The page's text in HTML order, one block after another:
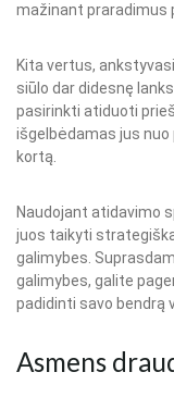
mažinant praradimus
Kita vertus,
siūlo dar didesnę
pasirinkti atiduoti
išgelbėdamas jus
kortą.
Naudojant atidavimo
juos taikyti
galimybes.
galimybes, galite
padidinti savo bendrą
Asmens